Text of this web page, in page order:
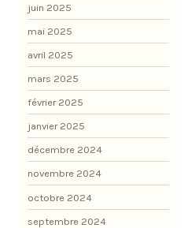
juin 2025
mai 2025
avril 2025
mars 2025
février 2025
janvier 2025
décembre 2024
novembre 2024
octobre 2024
septembre 2024